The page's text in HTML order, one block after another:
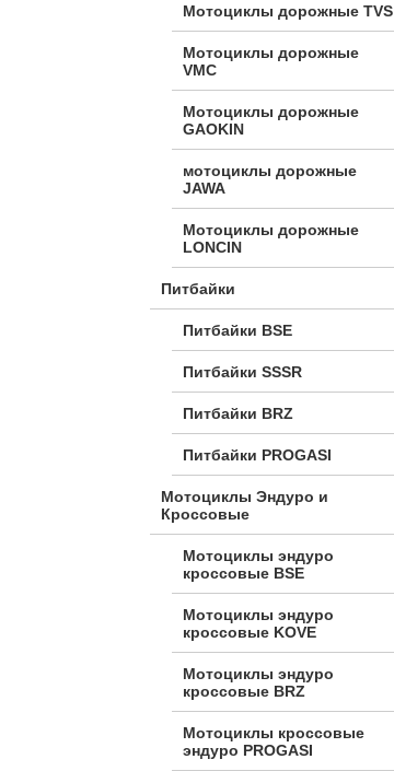
Мотоциклы дорожные TVS
Мотоциклы дорожные
VMC
Мотоциклы дорожные
GAOKIN
мотоциклы дорожные
JAWA
Мотоциклы дорожные
LONCIN
Питбайки
Питбайки BSE
Питбайки SSSR
Питбайки BRZ
Питбайки PROGASI
Мотоциклы Эндуро и
Кроссовые
Мотоциклы эндуро
кроссовые BSE
Мотоциклы эндуро
кроссовые KOVE
Мотоциклы эндуро
кроссовые BRZ
Мотоциклы кроссовые
эндуро PROGASI